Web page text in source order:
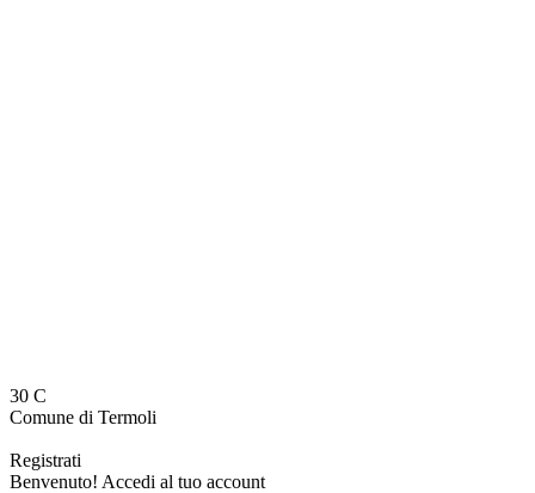
30 C
Comune di Termoli
Registrati
Benvenuto! Accedi al tuo account